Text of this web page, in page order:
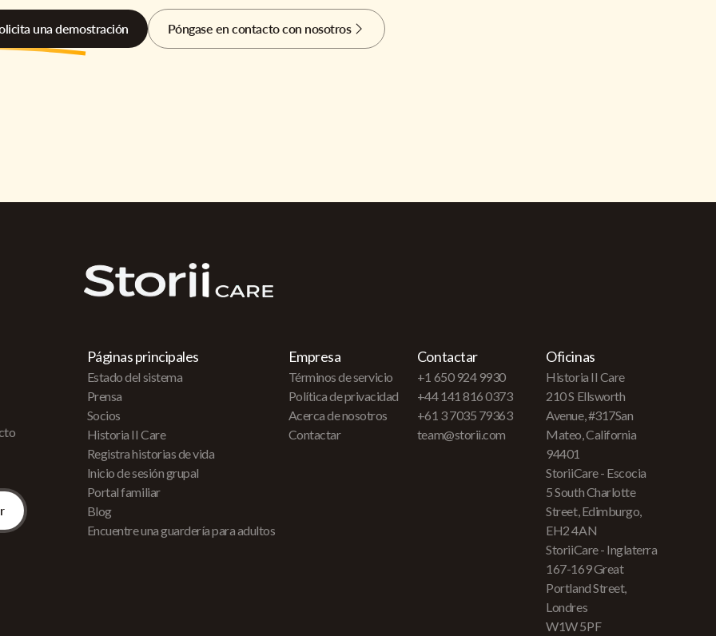
una demostración Póngase en contacto con nosotros
Páginas principales
Estado del sistema
Prensa
Socios
Historia II Care
Registra historias de vida
Inicio de sesión grupal
Portal familiar
Blog
Encuentre una guardería para adultos
Empresa
Términos de servicio
Política de privacidad
Acerca de nosotros
Contactar
Contactar
+1 650 924 9930
+44 141 816 0373
+61 3 7035 79363
team@storii.com
Oficinas
Historia II Care
210 S Ellsworth
Avenue, #317San
Mateo, California
94401
StoriiCare - Escocia
5 South Charlotte
Street, Edimburgo,
EH2 4AN
StoriiCare - Inglaterra
167-169 Great
Portland Street,
Londres
W1W 5PF